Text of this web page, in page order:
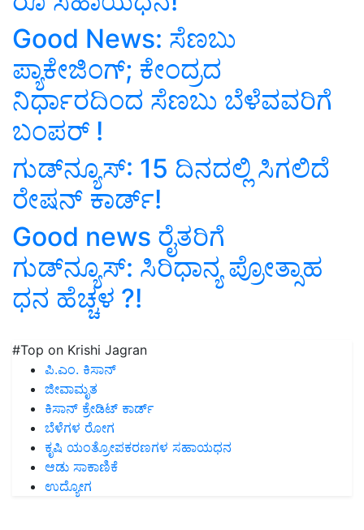
Good News: ಸೆಣಬು
ಪ್ಯಾಕೇಜಿಂಗ್‌; ಕೇಂದ್ರದ
ನಿರ್ಧಾರದಿಂದ ಸೆಣಬು ಬೆಳೆವವರಿಗೆ
ಬಂಪರ್‌ !
ಗುಡ್‌ನ್ಯೂಸ್‌: 15 ದಿನದಲ್ಲಿ ಸಿಗಲಿದೆ
ರೇಷನ್‌ ಕಾರ್ಡ್‌!
Good news ರೈತರಿಗೆ
ಗುಡ್‌ನ್ಯೂಸ್‌: ಸಿರಿಧಾನ್ಯ ಪ್ರೋತ್ಸಾಹ
ಧನ ಹೆಚ್ಚಳ ?!
#Top on Krishi Jagran
ಪಿ.ಎಂ. ಕಿಸಾನ್
ಜೀವಾಮೃತ
ಕಿಸಾನ್ ಕ್ರೇಡಿಟ್ ಕಾರ್ಡ್
ಬೆಳೆಗಳ ರೋಗ
ಕೃಷಿ ಯಂತ್ರೋಪಕರಣಗಳ ಸಹಾಯಧನ
ಆಡು ಸಾಕಾಣಿಕೆ
ಉದ್ಯೋಗ